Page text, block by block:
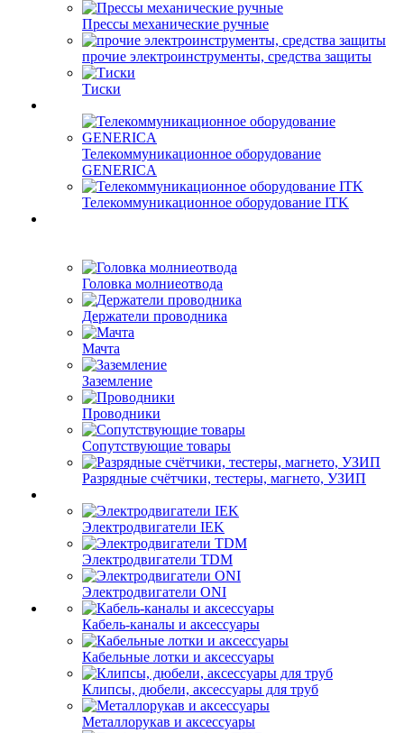
Прессы механические ручные
прочие электроинструменты, средства защиты
Тиски
Телекоммуникационное оборудование
GENERICA
Телекоммуникационное оборудование ITK
Головка молниеотвода
Держатели проводника
Мачта
Заземление
Проводники
Сопутствующие товары
Разрядные счётчики, тестеры, магнето, УЗИП
Электродвигатели IEK
Электродвигатели TDM
Электродвигатели ONI
Кабель-каналы и аксессуары
Кабельные лотки и аксессуары
Клипсы, дюбели, аксессуары для труб
Металлорукав и аксессуары